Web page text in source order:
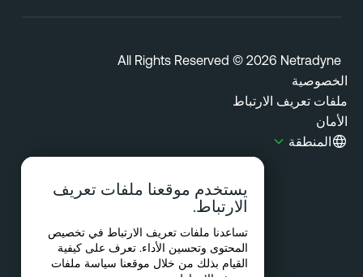
All Rights Reserved © 2026
تعريف الارتباط
المنطقة
يستخدم موقعنا ملفات تعريف
الارتباط.
تساعدنا ملفات تعريف الارتباط في تخصيص
المحتوى وتحسين الأداء. تعرف على كيفية
القيام بذلك من خلال موقعناسياسة ملفات